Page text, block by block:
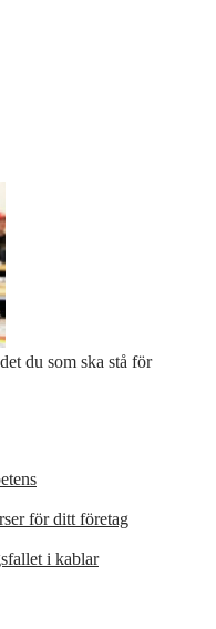
du som ska stå för
för ditt företag
i kablar